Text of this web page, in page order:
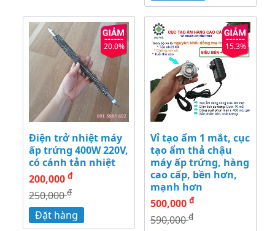
20.0%
Điện trở nhiệt máy
ấp trứng 400W 220V,
có cánh tản nhiệt
200,000 đ
250,000đ
Đặt hàng
15.3%
Vỉ tạo ẩm 1 mắt, cục
tạo ẩm thả chậu
máy ấp trứng, hàng
cao cấp, bền hơn,
mạnh hơn
500,000 đ
590,000đ